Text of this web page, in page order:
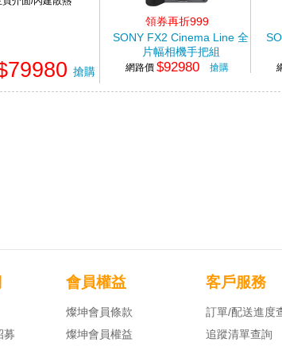
搶購
領券再折999
SONY FX2 Cinema Line 全
片幅相機手把組
網路價 $92980 搶購